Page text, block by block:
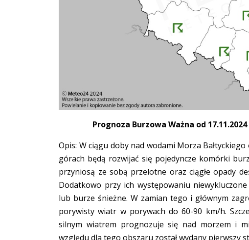
Prognoza Burzowa Ważna od
Opis: W ciągu doby nad wodami Morza
górach będą rozwijać się pojedyncze komórki
przyniosą ze sobą przelotne oraz ciągłe opady
Dodatkowo przy ich występowaniu
lub burze śnieżne. W zamian tego i głównym
porywisty wiatr w porywach do 60-90 km/h.
silnym wiatrem prognozuje się nad morzem i
względu dla tego obszaru został wydany pierwszy